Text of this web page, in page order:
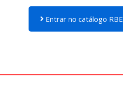
Entrar no catálogo RBE